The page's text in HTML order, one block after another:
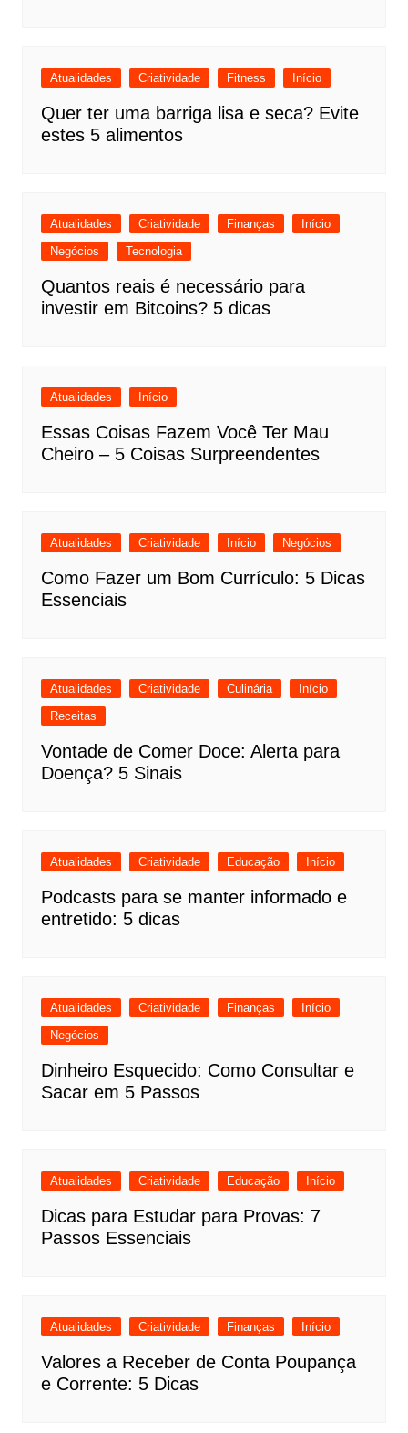
Atualidades Criatividade Fitness Início
Quer ter uma barriga lisa e seca? Evite
estes 5 alimentos
Atualidades Criatividade Finanças
Início
Negócios
Tecnologia
Quantos reais é necessário para
investir em Bitcoins? 5 dicas
Atualidades Início
Essas Coisas Fazem Você Ter Mau
Cheiro – 5 Coisas Surpreendentes
Atualidades Criatividade Início Negócios
Como Fazer um Bom Currículo: 5 Dicas
Essenciais
Atualidades Criatividade Culinária
Início
Receitas
Vontade de Comer Doce: Alerta para
Doença? 5 Sinais
Atualidades Criatividade Educação Início
Podcasts para se manter informado e
entretido: 5 dicas
Atualidades Criatividade Finanças
Início
Negócios
Dinheiro Esquecido: Como Consultar e
Sacar em 5 Passos
Atualidades Criatividade Educação Início
Dicas para Estudar para Provas: 7
Passos Essenciais
Atualidades Criatividade Finanças Início
Valores a Receber de Conta Poupança
e Corrente: 5 Dicas